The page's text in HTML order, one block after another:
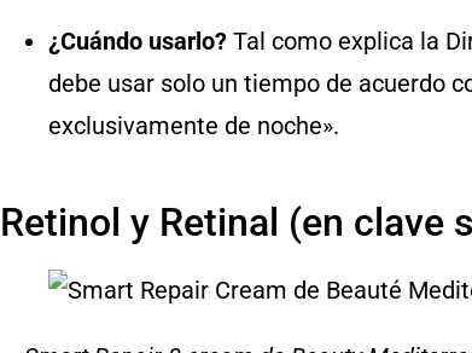
¿Cuándo usarlo? Tal como explica la
debe usar solo un tiempo de acuerdo
exclusivamente de noche».
Retinol y Retinal (en clave